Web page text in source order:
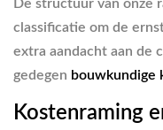
De structuur van onze
classificatie om de
extra aandacht aan de
gedegen bouwkundige
Kostenraming